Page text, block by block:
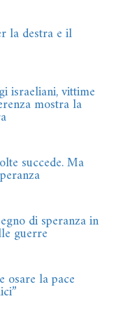
la destra e il
israeliani, vittime
mostra la
succede. Ma
di speranza in
guerre
osare la pace